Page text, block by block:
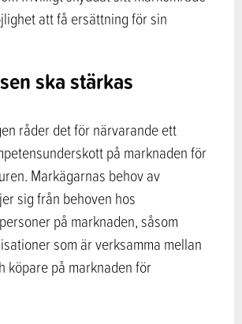
att få ersättning för sin
ska stärkas
råder det för närvarande ett
på marknaden för
Markägarnas behov av
sig från behoven hos
på marknaden, såsom
som är verksamma mellan
köpare på marknaden för